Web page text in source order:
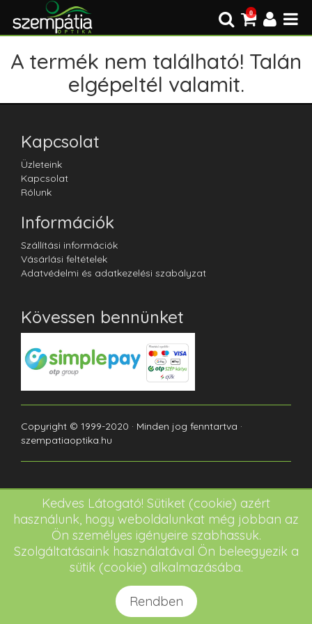
0
A termék nem található! Talán
elgépeltél valamit.
Kapcsolat
Üzleteink
Kapcsolat
Rólunk
Információk
Szállítási információk
Vásárlási feltételek
Adatvédelmi és adatkezelési szabályzat
Kövessen bennünket
Copyright © 1999-2020 · Minden jog fenntartva ·
szempatiaoptika.hu
Kedves Látogató! Sütiket (cookie) azért
használunk, hogy weboldalunkat még jobban az
Ön személyes igényeire szabhassuk.
Szolgáltatásaink használatával Ön beleegyezik a
sütik (cookie) alkalmazásába.
Rendben